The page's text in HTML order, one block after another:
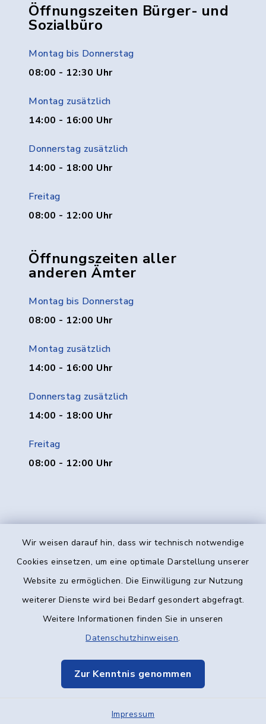
Wir weisen darauf hin, dass wir technisch notwendige
Cookies einsetzen, um eine optimale Darstellung unserer
Website zu ermöglichen. Die Einwilligung zur Nutzung
weiterer Dienste wird bei Bedarf gesondert abgefragt.
Weitere Informationen finden Sie in unseren
Datenschutzhinweisen.
Zur Kenntnis genommen
Impressum
Öffnungszeiten Bürger- und
Sozialbüro
Montag bis Donnerstag
08:00 - 12:30 Uhr
Montag zusätzlich
14:00 - 16:00 Uhr
Donnerstag zusätzlich
14:00 - 18:00 Uhr
Freitag
08:00 - 12:00 Uhr
Öffnungszeiten aller
anderen Ämter
Montag bis Donnerstag
08:00 - 12:00 Uhr
Montag zusätzlich
14:00 - 16:00 Uhr
Donnerstag zusätzlich
14:00 - 18:00 Uhr
Freitag
08:00 - 12:00 Uhr
Kontakt
Datenschutz
Elektronische Kommunikation
Sitemap